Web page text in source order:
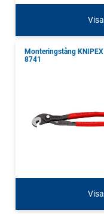
Visa
Monteringstång KNIPEX
8741
Visa